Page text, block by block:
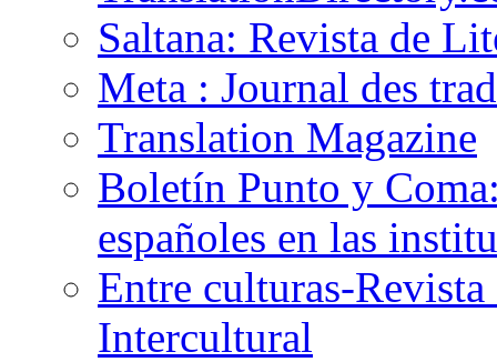
Saltana: Revista de
Meta : Journal des
Translation Magazine
Boletín Punto y
españoles en las
Entre culturas-
Intercultural